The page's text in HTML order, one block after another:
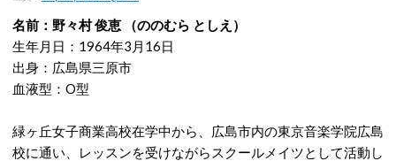
名前：野々村 俊恵 （ののむら としえ）
生年月日：1964年3月16日
出身：広島県三原市
血液型：O型
緑ヶ丘女子商業高校在学中から、広島市内の東京音楽学院広島
校に通い、レッスンを受けながらスクールメイツとして活動し